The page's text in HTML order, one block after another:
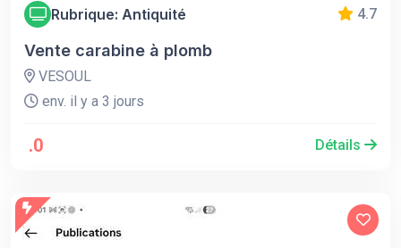
Rubrique: Antiquité 4.7
Vente carabine à plomb
VESOUL
env. il y a 3 jours
.0 Détails